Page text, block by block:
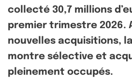
collecté 30,7 millions
premier trimestre 2026.
nouvelles acquisitions, la
montre sélective et
pleinement occupés.